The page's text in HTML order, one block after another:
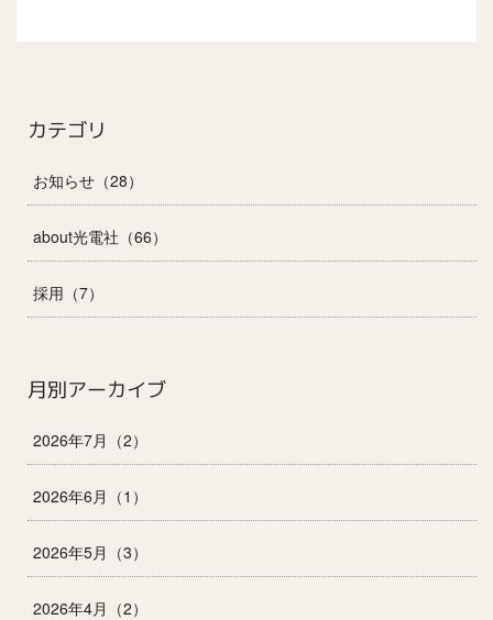
カテゴリ
お知らせ（28）
about光電社（66）
採用（7）
月別アーカイブ
2026年7月（2）
2026年6月（1）
2026年5月（3）
2026年4月（2）